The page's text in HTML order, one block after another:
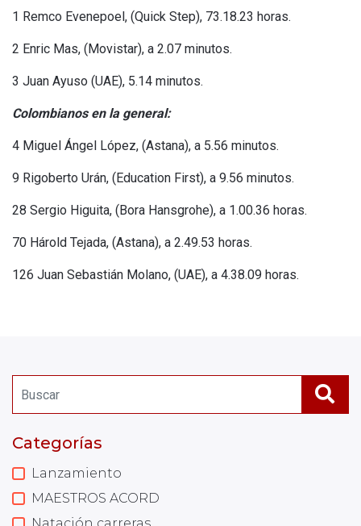
Categorías
Lanzamiento
MAESTROS ACORD
1 Remco Evenepoel, (Quick Step), 73.18.23 horas.
2 Enric Mas, (Movistar), a 2.07 minutos.
3 Juan Ayuso (UAE), 5.14 minutos.
Colombianos en la general:
4 Miguel Ángel López, (Astana), a 5.56 minutos.
9 Rigoberto Urán, (Education First), a 9.56 minutos.
28 Sergio Higuita, (Bora Hansgrohe), a 1.00.36 horas.
70 Hárold Tejada, (Astana), a 2.49.53 horas.
126 Juan Sebastián Molano, (UAE), a 4.38.09 horas.